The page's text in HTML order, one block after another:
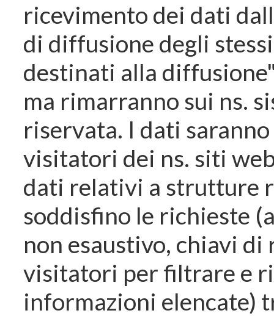
ricevimento dei dati
di diffusione degli
destinati alla
ma rimarranno sui ns.
riservata. I dati
visitatori dei ns. siti
dati relativi a strutture
soddisfino le richieste
non esaustivo, chiavi di
visitatori per filtrare e
informazioni elencate)